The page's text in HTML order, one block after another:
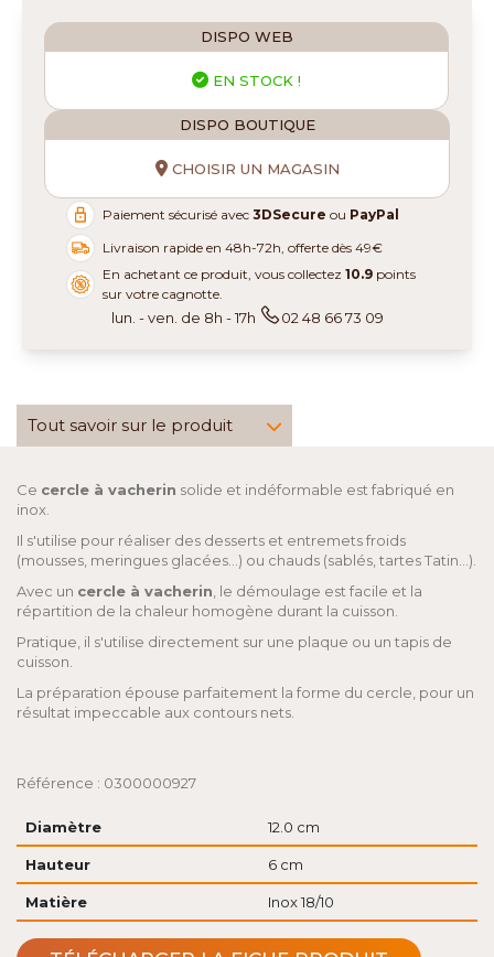
DISPO WEB
EN STOCK !
DISPO BOUTIQUE
CHOISIR UN MAGASIN
Paiement sécurisé avec3DSecure ou PayPal
Livraison rapide en 48h-72h, offerte dès 49€
En achetant ce produit, vous collectez10.9 points
sur votre cagnotte.
lun. - ven. de 8h - 17h 02 48 66 73 09
Tout savoir sur le produit
Ce cercle à vacherin solide et indéformable est fabriqué en
inox.
Il s'utilise pour réaliser des desserts et entremets froids
(mousses, meringues glacées...) ou chauds (sablés, tartes Tatin...).
Avec un cercle à vacherin , le démoulage est facile et la
répartition de la chaleur homogène durant la cuisson.
Pratique, il s'utilise directement sur une plaque ou un tapis de
cuisson.
La préparation épouse parfaitement la forme du cercle, pour un
résultat impeccable aux contours nets.
Référence : 0300000927
Diamètre 12.0 cm
Hauteur 6 cm
Matière Inox 18/10